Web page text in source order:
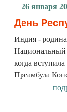
26 января
День
Индия - родина
Национальный
когда
Преамбула